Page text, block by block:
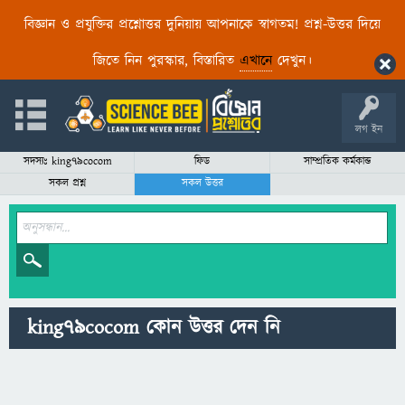
বিজ্ঞান ও প্রযুক্তির প্রশ্নোত্তর দুনিয়ায় আপনাকে স্বাগতম! প্রশ্ন-উত্তর দিয়ে
জিতে নিন পুরস্কার, বিস্তারিত এখানেদেখুন।
লগ ইন
সদস্যঃ king79cocom ফিড
সাম্প্রতিক কর্মকান্ড
সকল প্রশ্ন
সকল উত্তর
king79cocom কোন উত্তর দেন নি